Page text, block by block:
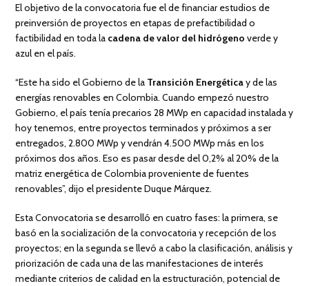
El objetivo de la convocatoria fue el de financiar estudios de
preinversión de proyectos en etapas de prefactibilidad o
factibilidad en toda la cadena de valor del hidrógeno verde y
azul en el país.
“Este ha sido el Gobierno de la Transición Energéticay de las
energías renovables en Colombia. Cuando empezó nuestro
Gobierno, el país tenía precarios 28 MWp en capacidad instalada y
hoy tenemos, entre proyectos terminados y próximos a ser
entregados, 2.800 MWp y vendrán 4.500 MWp más en los
próximos dos años. Eso es pasar desde del 0,2% al 20% de la
matriz energética de Colombia proveniente de fuentes
renovables”, dijo el presidente Duque Márquez.
Esta Convocatoria se desarrolló en cuatro fases: la primera, se
basó en la socialización de la convocatoria y recepción de los
proyectos; en la segunda se llevó a cabo la clasificación, análisis y
priorización de cada una de las manifestaciones de interés
mediante criterios de calidad en la estructuración, potencial de